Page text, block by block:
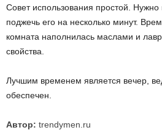
Совет использования простой. Нужно
поджечь его на несколько минут.
комната наполнилась маслами и
свойства.
Лучшим временем является вечер,
обеспечен.
Автор: trendymen.ru